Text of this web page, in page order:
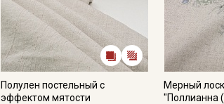
Полулен постельный с
эффектом мятости
Мерный
"Поллианна